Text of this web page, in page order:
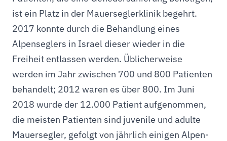
ist ein Platz in der Mauerseglerklinik begehrt.
2017 konnte durch die Behandlung eines
Alpenseglers in Israel dieser wieder in die
Freiheit entlassen werden. Üblicherweise
werden im Jahr zwischen 700 und 800 Patienten
behandelt; 2012 waren es über 800. Im Juni
2018 wurde der 12.000 Patient aufgenommen,
die meisten Patienten sind juvenile und adulte
Mauersegler, gefolgt von jährlich einigen Alpen-